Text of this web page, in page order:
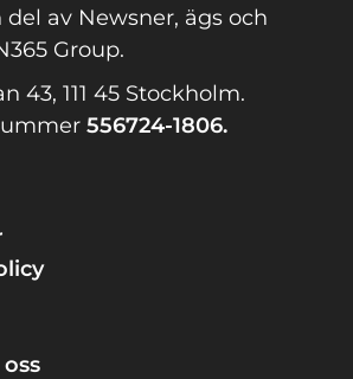
av Newsner, ägs och
Group.
43, 111 45 Stockholm.
556724-1806.